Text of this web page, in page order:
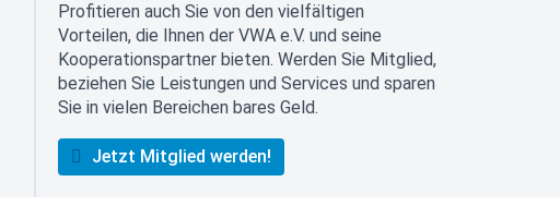
Profitieren auch Sie von den vielfältigen
Vorteilen, die Ihnen der VWA e.V. und seine
Kooperationspartner bieten. Werden Sie Mitglied,
beziehen Sie Leistungen und Services und sparen
Sie in vielen Bereichen bares Geld.
Jetzt Mitglied werden!